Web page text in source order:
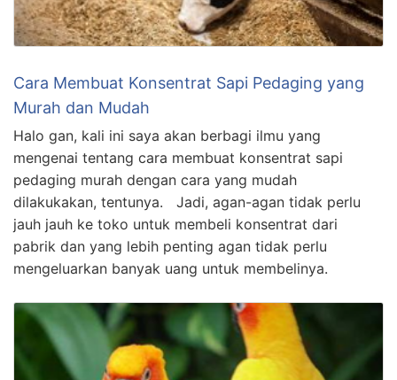
Cara Membuat Konsentrat Sapi Pedaging yang
Murah dan Mudah
Halo gan, kali ini saya akan berbagi ilmu yang
mengenai tentang cara membuat konsentrat sapi
pedaging murah dengan cara yang mudah
dilakukakan, tentunya. Jadi, agan-agan tidak perlu
jauh jauh ke toko untuk membeli konsentrat dari
pabrik dan yang lebih penting agan tidak perlu
mengeluarkan banyak uang untuk membelinya.